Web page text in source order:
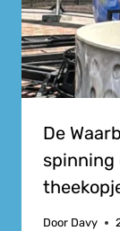
De
spinning
Door Davy